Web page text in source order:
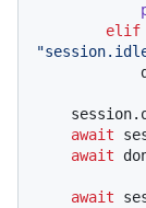
elif
await
await
await